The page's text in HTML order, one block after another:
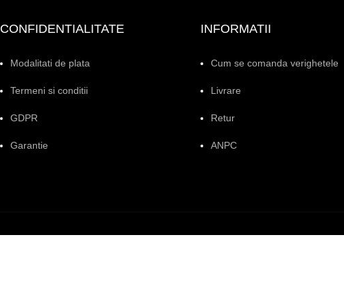
CONFIDENTIALITATE
Modalitati de plata
Termeni si conditii
GDPR
Garantie
INFORMATII
Cum se comanda verighetele
Livrare
Retur
ANPC